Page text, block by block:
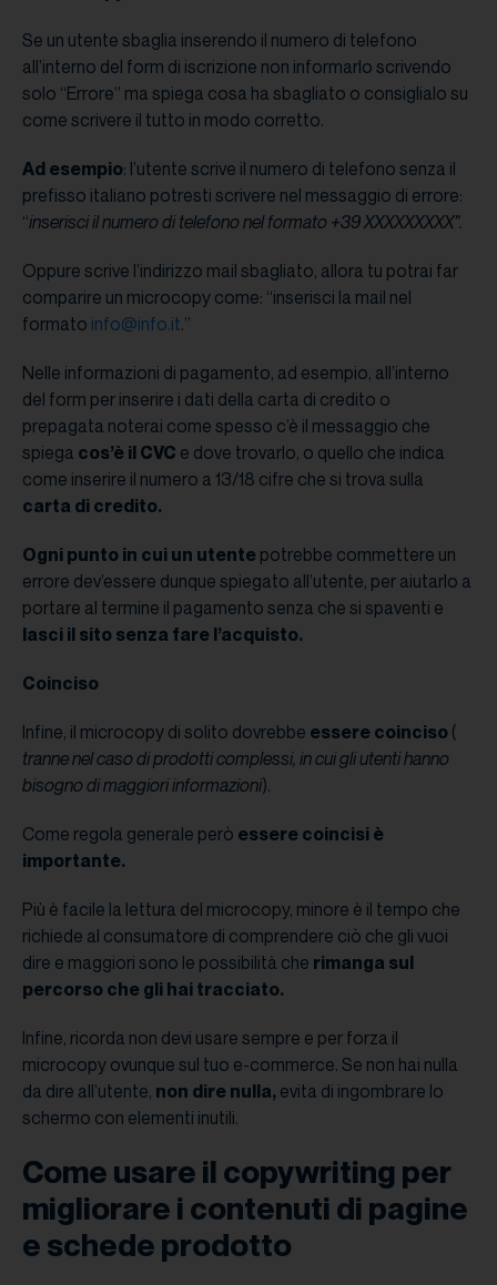
Se un utente sbaglia inserendo il numero di telefono
all’interno del form di iscrizione non informarlo scrivendo
solo “Errore” ma spiega cosa ha sbagliato o consiglialo su
come scrivere il tutto in modo corretto.
Ad esempio: l’utente scrive il numero di telefono senza il
prefisso italiano potresti scrivere nel messaggio di errore:
“inserisci il numero di telefono nel formato +39 XXXXXXXXX”.
Oppure scrive l’indirizzo mail sbagliato, allora tu potrai far
comparire un microcopy come: “inserisci la mail nel
formato info@info.it.”
Nelle informazioni di pagamento, ad esempio, all’interno
del form per inserire i dati della carta di credito o
prepagata noterai come spesso c’è il messaggio che
spiega cos’è il CVC e dove trovarlo, o quello che indica
come inserire il numero a 13/18 cifre che si trova sulla
carta di credito.
Ogni punto in cui un utente potrebbe commettere un
errore dev’essere dunque spiegato all’utente, per aiutarlo a
portare al termine il pagamento senza che si spaventi e
lasci il sito senza fare l’acquisto.
Coinciso
Infine, il microcopy di solito dovrebbe essere coinciso (
tranne nel caso di prodotti complessi, in cui gli utenti hanno
bisogno di maggiori informazioni).
Come regola generale però essere coincisi è
importante.
Più è facile la lettura del microcopy, minore è il tempo che
richiede al consumatore di comprendere ciò che gli vuoi
dire e maggiori sono le possibilità che rimanga sul
percorso che gli hai tracciato.
Infine, ricorda non devi usare sempre e per forza il
microcopy ovunque sul tuo e-commerce. Se non hai nulla
da dire all’utente, non dire nulla, evita di ingombrare lo
schermo con elementi inutili.
Come usare il copywriting per
migliorare i contenuti di pagine
e schede prodotto